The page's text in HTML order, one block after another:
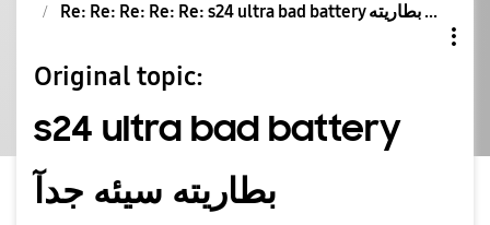
Re: Re: Re: Re: Re: s24 ultra bad battery بطاريته ...
Original topic:
s24 ultra bad battery
بطاريته سيئه جدآ